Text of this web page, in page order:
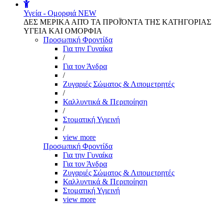
Υγεία - Ομορφιά NEW
ΔΕΣ ΜΕΡΙΚΑ ΑΠΌ ΤΑ ΠΡΟΪΌΝΤΑ ΤΗΣ ΚΑΤΗΓΟΡΙΑΣ
ΥΓΕΙΑ ΚΑΙ ΟΜΟΡΦΙΑ
Προσωπική Φροντίδα
Για την Γυναίκα
/
Για τον Άνδρα
/
Ζυγαριές Σώματος & Λιπομετρητές
/
Καλλυντικά & Περιποίηση
/
Στοματική Υγιεινή
/
view more
Προσωπική Φροντίδα
Για την Γυναίκα
Για τον Άνδρα
Ζυγαριές Σώματος & Λιπομετρητές
Καλλυντικά & Περιποίηση
Στοματική Υγιεινή
view more